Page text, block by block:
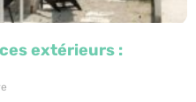
extérieurs :